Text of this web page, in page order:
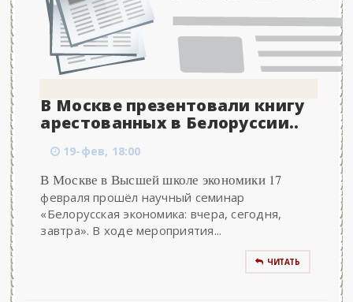
В Москве презентовали книгу
арестованных в Белоруссии..
19-фев, 18:00
В Москве в Высшей школе экономики 17
февраля прошёл научный семинар
«Белорусская экономика: вчера, сегодня,
завтра». В ходе мероприятия...
ЧИТАТЬ